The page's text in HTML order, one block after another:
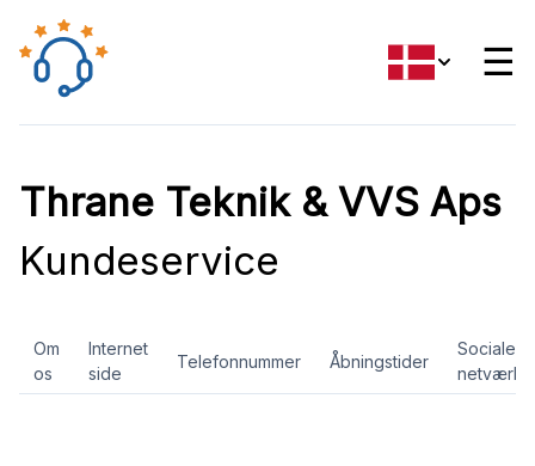
☰
Thrane Teknik & VVS Aps
Kundeservice
Om
os
Internet
side
Telefonnummer Åbningstider
Sociale
netværk